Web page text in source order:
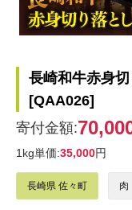
長崎和牛赤身
[QAA026]
寄付金額:
1kg単価:35,000円
長崎県 佐々町 肉